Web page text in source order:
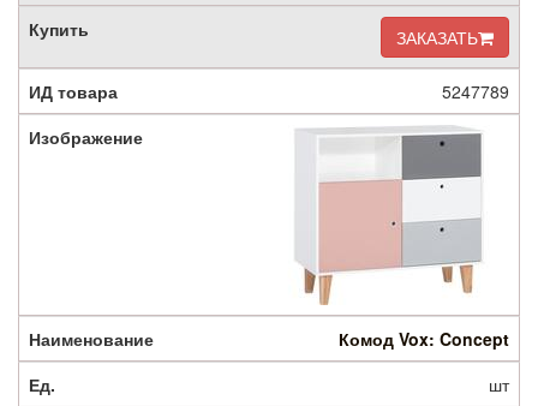
ЗАКАЗАТЬ
5247789
Комод Vox: Concept
шт